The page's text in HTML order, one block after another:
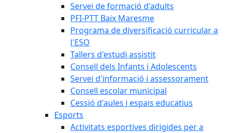
Servei de formació d'adults
PFI-PTT Baix Maresme
Programa de diversificació curricular a
l'ESO
Tallers d'estudi assistit
Consell dels Infants i Adolescents
Servei d'informació i assessorament
Consell escolar municipal
Cessió d'aules i espais educatius
Esports
Activitats esportives dirigides per a